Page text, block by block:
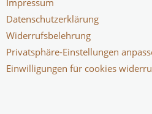
Datenschutzerklärung
Widerrufsbelehrung
Privatsphäre-Einstellungen
Einwilligungen für cookies